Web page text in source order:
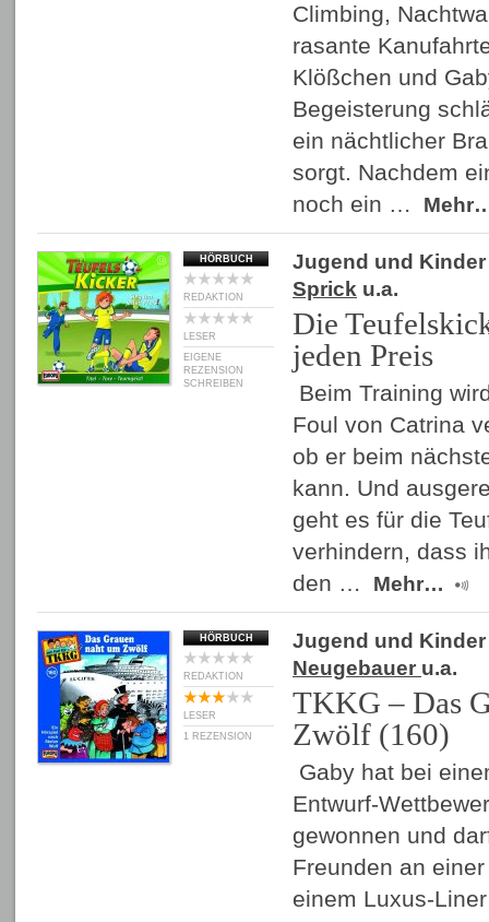
Climbing,
rasante
Klößchen und
Begeisterung
ein nächtlicher
sorgt. Nachdem
noch ein …
HÖRBUCH
REDAKTION
LESER
EIGENE
REZENSION
SCHREIBEN
Jugend und Kinder
Sprick u.a.
Die
jeden Preis
Beim Training
Foul von Catrina
ob er beim
kann. Und
geht es für die
verhindern, dass
den …
Mehr…
HÖRBUCH
REDAKTION
LESER
1 REZENSION
Jugend und Kinder
Neugebauer u.a.
TKKG – Das
Zwölf (160)
Gaby hat bei
Entwurf-
gewonnen und
Freunden an
einem Luxus-